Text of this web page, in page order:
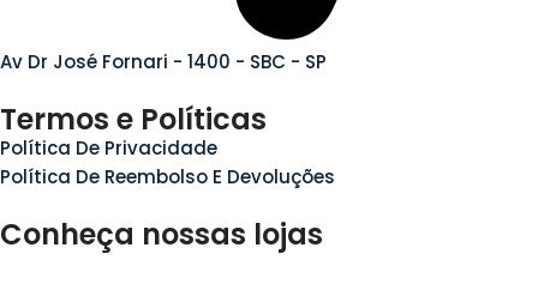
Av Dr José Fornari - 1400 - SBC - SP
Termos e Políticas
Política De Privacidade
Política De Reembolso E Devoluções
Conheça nossas lojas